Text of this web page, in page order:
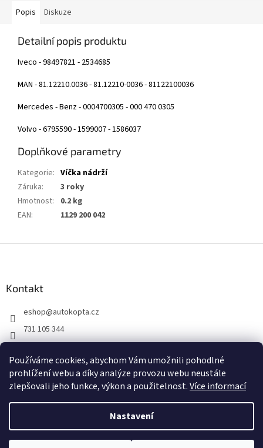
Používáme cookies, abychom Vám umožnili pohodlné
prohlížení webu a díky analýze provozu webu neustále
zlepšovali jeho funkce, výkon a použitelnost.Více informací
Nastavení
Popis Diskuze
Detailní popis produktu
Iveco - 98497821 - 2534685
MAN - 81.12210.0036 - 81.12210-0036 - 81122100036
Mercedes - Benz - 0004700305 - 000 470 0305
Volvo - 6795590 - 1599007 - 1586037
Doplňkové parametry
Kategorie: Víčka nádrží
Záruka:
3 roky
Hmotnost:
0.2 kg
EAN: 1129 200 042
Kontakt
eshop@autokopta.cz
731 105 344
auto_kopta
Vytvořil Shoptet